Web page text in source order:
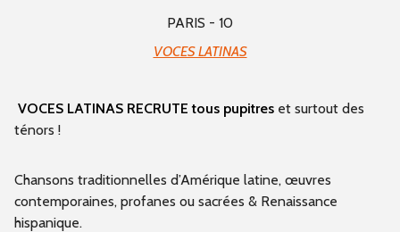
PARIS - 10
VOCES LATINAS
VOCES LATINAS RECRUTE tous pupitres et surtout des
ténors !
Chansons traditionnelles d’Amérique latine, œuvres
contemporaines, profanes ou sacrées & Renaissance
hispanique.